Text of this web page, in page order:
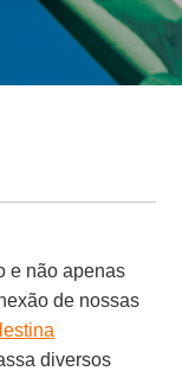
e não apenas
de nossas
diversos